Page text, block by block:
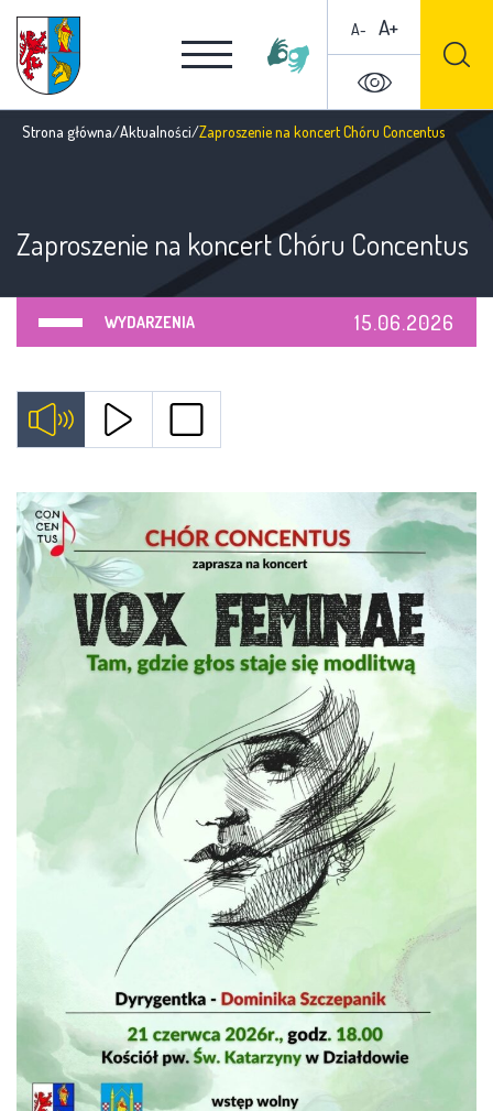
A- A+
Strona główna/Aktualności/Zaproszenie na koncert Chóru Concentus
Zaproszenie na koncert Chóru Concentus
WYDARZENIA 15.06.2026